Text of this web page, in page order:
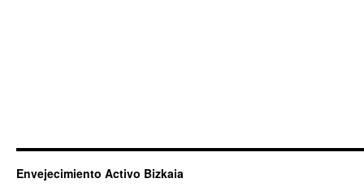
Envejecimiento Activo Bizkaia